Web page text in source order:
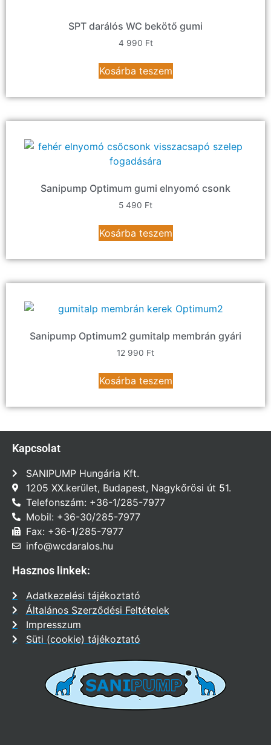
SPT darálós WC bekötő gumi
4 990 Ft
Kosárba teszem
Sanipump Optimum gumi elnyomó csonk
5 490 Ft
Kosárba teszem
Sanipump Optimum2 gumitalp membrán gyári
12 990 Ft
Kosárba teszem
Kapcsolat
SANIPUMP Hungária Kft.
1205 XX.kerület, Budapest, Nagykőrösi út 51.
Telefonszám: +36-1/285-7977
Mobil: +36-30/285-7977
Fax: +36-1/285-7977
info@wcdaralos.hu
Hasznos linkek:
Adatkezelési tájékoztató
Általános Szerződési Feltételek
Impresszum
Süti (cookie) tájékoztató